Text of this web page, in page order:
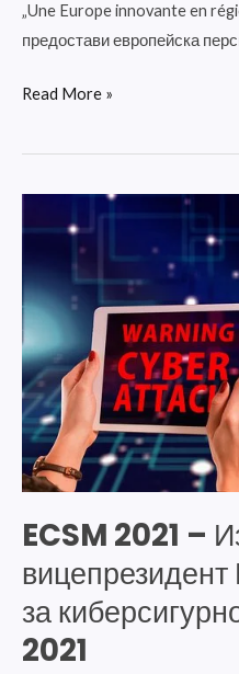
„Une Europe innovante en
предостави европейска
Read More »
ECSM 2021 –
вицепрезидент
за
2021
2021
Изпълнителният
вицепрезидент
Вестагер
говори
за
киберсигурността
6
2021